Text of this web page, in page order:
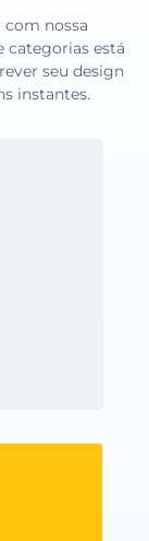
nossa
categorias está
seu design
instantes.